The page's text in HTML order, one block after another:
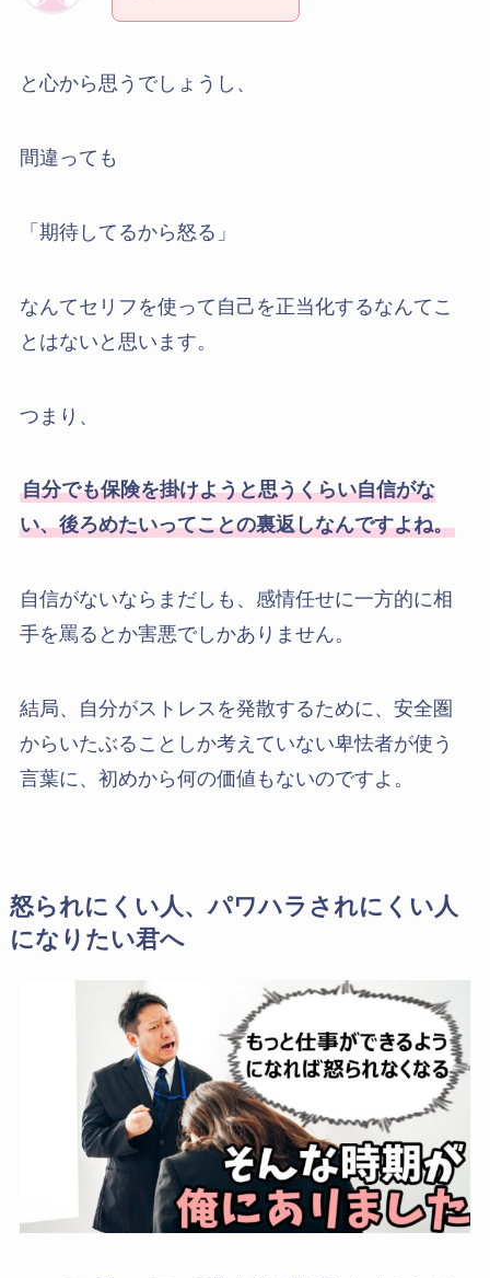
と心から思うでしょうし、
間違っても
「期待してるから怒る」
なんてセリフを使って自己を正当化するなんてこ
とはないと思います。
つまり、
自分でも保険を掛けようと思うくらい自信がな
い、後ろめたいってことの裏返しなんですよね。
自信がないならまだしも、感情任せに一方的に相
手を罵るとか害悪でしかありません。
結局、自分がストレスを発散するために、安全圏
からいたぶることしか考えていない卑怯者が使う
言葉に、初めから何の価値もないのですよ。
怒られにくい人、パワハラされにくい人
になりたい君へ